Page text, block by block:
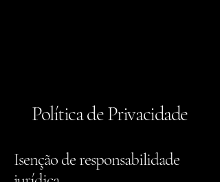
Política de Privacidade
Isenção de responsabilidade